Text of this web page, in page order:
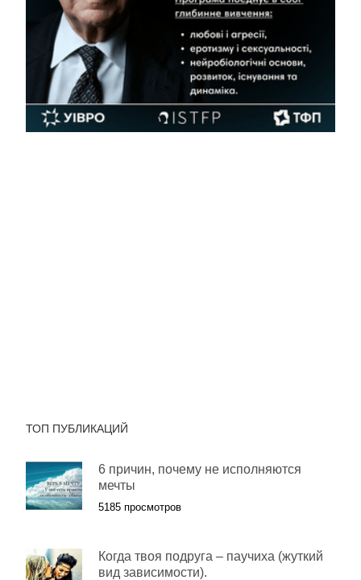
ТОП ПУБЛИКАЦИЙ
6 причин, почему не исполняются
мечты
5185 просмотров
Когда твоя подруга – паучиха (жуткий
вид зависимости).